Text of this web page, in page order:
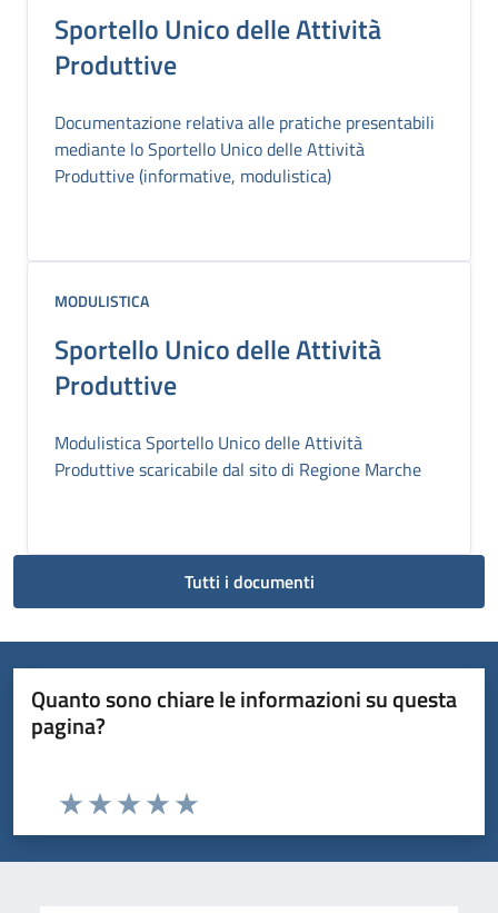
Sportello Unico delle Attività
Produttive
Documentazione relativa alle pratiche presentabili
mediante lo Sportello Unico delle Attività
Produttive (informative, modulistica)
MODULISTICA
Sportello Unico delle Attività
Produttive
Modulistica Sportello Unico delle Attività
Produttive scaricabile dal sito di Regione Marche
Tutti i documenti
Quanto sono chiare le informazioni su questa
pagina?
Valuta da 1 a 5 stelle la pagina
Valuta 5 stelle su 5
Valuta 4 stelle su 5
Valuta 3 stelle su 5
Valuta 2 stelle su 5
Valuta 1 stelle su 5